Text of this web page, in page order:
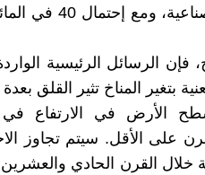
فإن الرسائل الرئيسية
بتغير المناخ تثير القلق
الأرض في الارتفاع
2 درجة مئوية خلال القرن الحادي